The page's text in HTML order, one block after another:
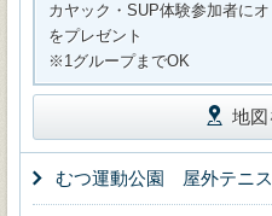
カヤック・SUP体験参加者に
をプレゼント
※1グループまでOK
地図
むつ運動公園 屋外テニス